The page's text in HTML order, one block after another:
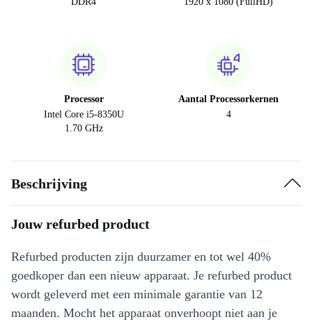
Processor
Intel Core i5-8350U
1.70 GHz
Aantal Processorkernen
4
Beschrijving
Jouw refurbed product
Refurbed producten zijn duurzamer en tot wel 40%
goedkoper dan een nieuw apparaat. Je refurbed product
wordt geleverd met een minimale garantie van 12
maanden. Mocht het apparaat onverhoopt niet aan je